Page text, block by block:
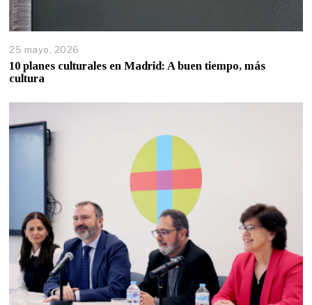
25 mayo, 2026
10 planes culturales en Madrid: A buen tiempo, más
cultura